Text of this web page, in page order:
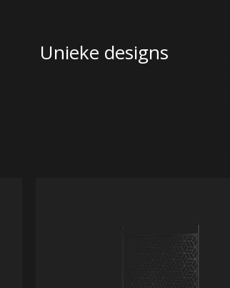
Unieke designs